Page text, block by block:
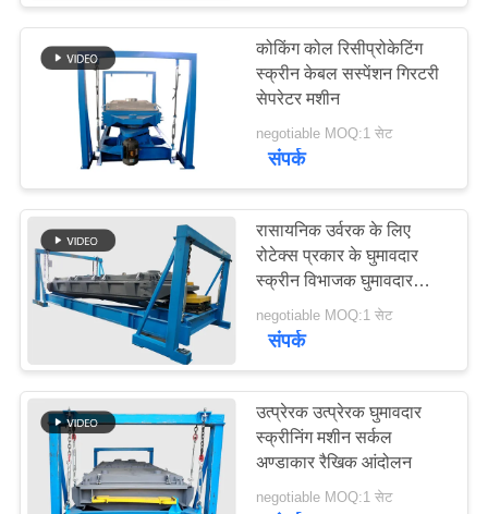
टर्बो स्क्रीन वायु वर्गीकरण
23
परीक्षण सिव शेकर
कोकिंग कोल रिसीप्रोकेटिंग
स्क्रीन केबल सस्पेंशन गिरटरी
सेपरेटर मशीन
negotiable MOQ:1 सेट
संपर्क
रासायनिक उर्वरक के लिए
रोटेक्स प्रकार के घुमावदार
स्क्रीन विभाजक घुमावदार
सिफ्टर
negotiable MOQ:1 सेट
संपर्क
उत्प्रेरक उत्प्रेरक घुमावदार
स्क्रीनिंग मशीन सर्कल
अण्डाकार रैखिक आंदोलन
negotiable MOQ:1 सेट